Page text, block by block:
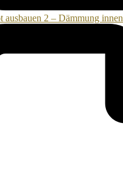
ausbauen 2 – Dämmung innen